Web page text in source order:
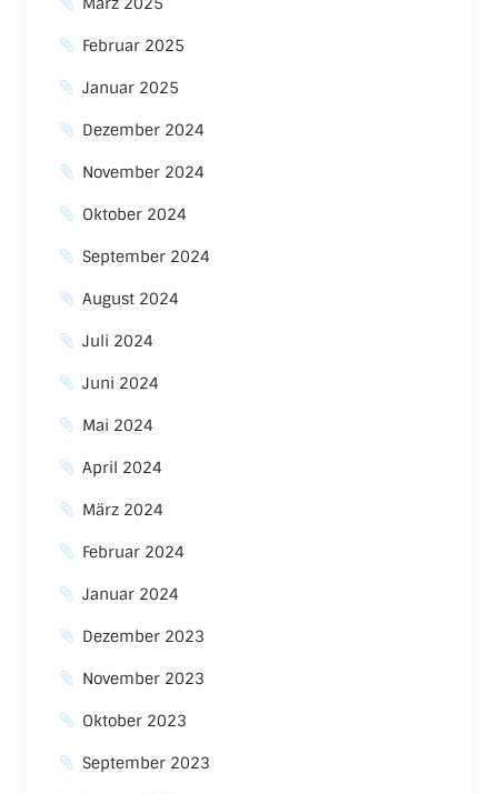
Februar 2025
Januar 2025
Dezember 2024
November 2024
Oktober 2024
September 2024
August 2024
Juli 2024
Juni 2024
Mai 2024
April 2024
März 2024
Februar 2024
Januar 2024
Dezember 2023
November 2023
Oktober 2023
September 2023